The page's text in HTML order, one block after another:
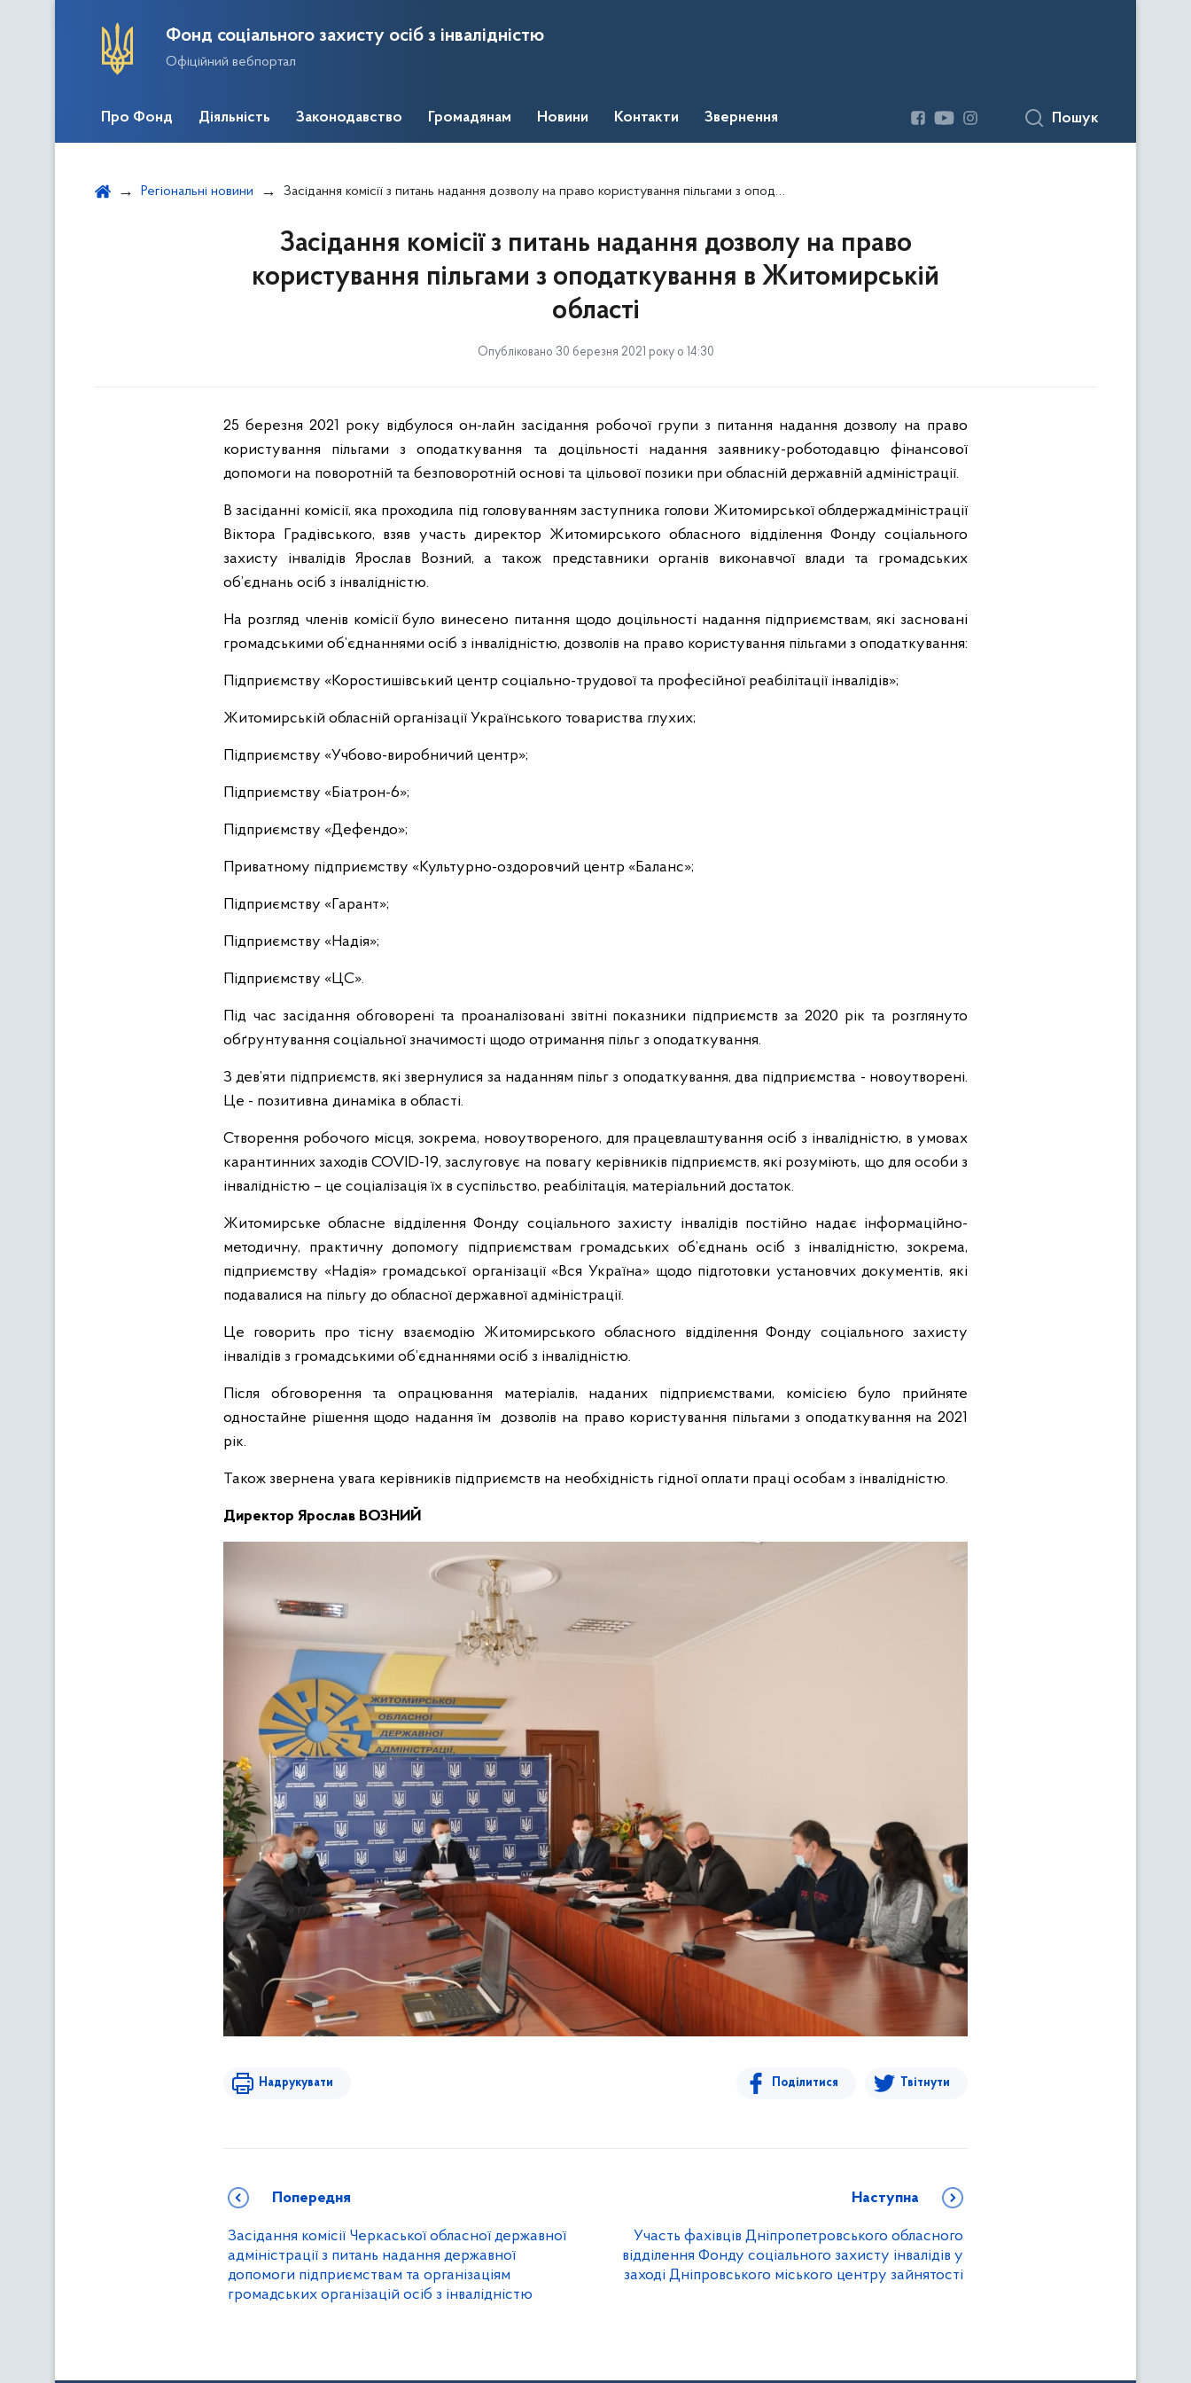
Фонд соціального захисту осіб з інвалідністю
Офіційний вебпортал
Про Фонд Діяльність Законодавство Громадянам Новини Контакти Звернення Пошук
Регіональні новини Засідання комісії з питань надання дозволу на право користування пільгами з оподаткування в Житомирській області
Засідання комісії з питань надання дозволу на право
користування пільгами з оподаткування в Житомирській
області
Опубліковано 30 березня 2021 року о 14:30
25 березня 2021 року відбулося он-лайн засідання робочої групи з питання надання дозволу на право
користування пільгами з оподаткування та доцільності надання заявнику-роботодавцю фінансової
допомоги на поворотній та безповоротній основі та цільової позики при обласній державній адміністрації.
В засіданні комісії, яка проходила під головуванням заступника голови Житомирської облдержадміністрації
Віктора Градівського, взяв участь директор Житомирського обласного відділення Фонду соціального
захисту інвалідів Ярослав Возний, а також представники органів виконавчої влади та громадських
об’єднань осіб з інвалідністю.
На розгляд членів комісії було винесено питання щодо доцільності надання підприємствам, які засновані
громадськими об’єднаннями осіб з інвалідністю, дозволів на право користування пільгами з оподаткування:
Підприємству «Коростишівський центр соціально-трудової та професійної реабілітації інвалідів»;
Житомирській обласній організації Українського товариства глухих;
Підприємству «Учбово-виробничий центр»;
Підприємству «Біатрон-6»;
Підприємству «Дефендо»;
Приватному підприємству «Культурно-оздоровчий центр «Баланс»;
Підприємству «Гарант»;
Підприємству «Надія»;
Підприємству «ЦС».
Під час засідання обговорені та проаналізовані звітні показники підприємств за 2020 рік та розглянуто
обґрунтування соціальної значимості щодо отримання пільг з оподаткування.
З дев’яти підприємств, які звернулися за наданням пільг з оподаткування, два підприємства - новоутворені.
Це - позитивна динаміка в області.
Створення робочого місця, зокрема, новоутвореного, для працевлаштування осіб з інвалідністю, в умовах
карантинних заходів COVID-19, заслуговує на повагу керівників підприємств, які розуміють, що для особи з
інвалідністю – це соціалізація їх в суспільство, реабілітація, матеріальний достаток.
Житомирське обласне відділення Фонду соціального захисту інвалідів постійно надає інформаційно-
методичну, практичну допомогу підприємствам громадських об’єднань осіб з інвалідністю, зокрема,
підприємству «Надія» громадської організації «Вся Україна» щодо підготовки установчих документів, які
подавалися на пільгу до обласної державної адміністрації.
Це говорить про тісну взаємодію Житомирського обласного відділення Фонду соціального захисту
інвалідів з громадськими об’єднаннями осіб з інвалідністю.
Після обговорення та опрацювання матеріалів, наданих підприємствами, комісією було прийняте
одностайне рішення щодо надання їм дозволів на право користування пільгами з оподаткування на 2021
рік.
Також звернена увага керівників підприємств на необхідність гідної оплати праці особам з інвалідністю.
Директор Ярослав ВОЗНИЙ
Надрукувати Поділитися Твітнути
Попередня
Засідання комісії Черкаської обласної державної
адміністрації з питань надання державної
допомоги підприємствам та організаціям
громадських організацій осіб з інвалідністю
Наступна
Участь фахівців Дніпропетровського обласного
відділення Фонду соціального захисту інвалідів у
заході Дніпровського міського центру зайнятості